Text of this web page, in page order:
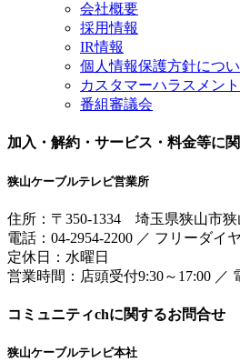
会社概要
採用情報
IR情報
個人情報保護方針につ
カスタマーハラスメン
番組審議会
加入・解約・サービス・料金等に
狭山ケーブルテレビ営業所
住所： 〒350-1334 埼玉県狭山市狭
電話： 04-2954-2200 ／ フリーダイ
定休日：水曜日
営業時間： 店頭受付9:30～17:00 ／
コミュニティchに関するお問合せ
狭山ケーブルテレビ本社